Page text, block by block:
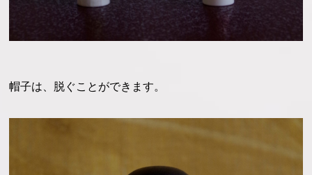
帽子は、脱ぐことができます。